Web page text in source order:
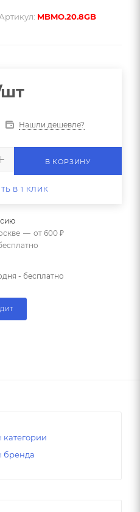
Артикул: MBMO.20.8GB
Нашли дешевле?
В КОРЗИНУ
В 1 КЛИК
— от 600 ₽
- бесплатно
категории
бренда